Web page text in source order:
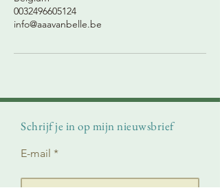
0032496605124
info@aaavanbelle.be
Schrijf je in op mijn nieuwsbrief
E-mail